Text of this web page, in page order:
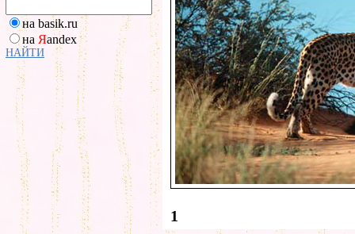
на basik.ru
на Яandex
НАЙТИ
1